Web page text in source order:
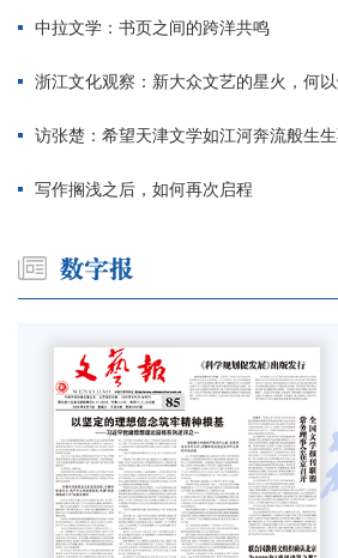
中拉文学：书页之间的跨洋共鸣
浙江文化观察：新大众文艺的星火，何以
访张楚：希望天津文学如江河奔流般生
写作搁浅之后，如何再次启程